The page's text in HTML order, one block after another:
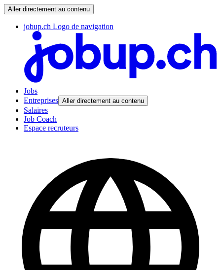
Aller directement au contenu
jobup.ch Logo de navigation
Jobs
Entreprises Aller directement au contenu
Salaires
Job Coach
Espace recruteurs